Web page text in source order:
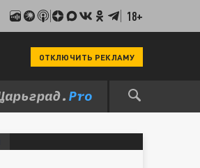
18+
ОТКЛЮЧИТЬ РЕКЛАМУ